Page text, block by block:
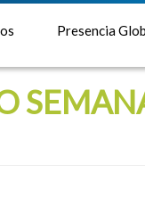
Presencia